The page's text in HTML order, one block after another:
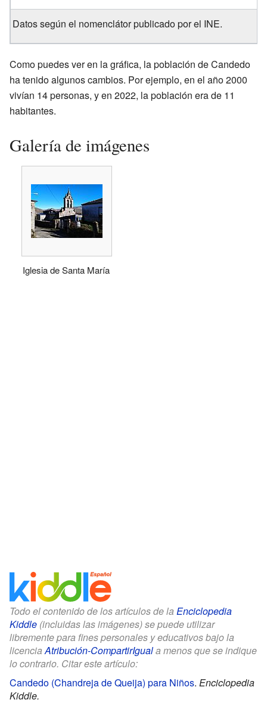
Datos según el nomenclátor publicado por el INE.
Como puedes ver en la gráfica, la población de Candedo
ha tenido algunos cambios. Por ejemplo, en el año 2000
vivían 14 personas, y en 2022, la población era de 11
habitantes.
Galería de imágenes
Iglesia de Santa María
Todo el contenido de los artículos de la Enciclopedia
Kiddle (incluidas las imágenes) se puede utilizar
libremente para fines personales y educativos bajo la
licenciaAtribución-CompartirIguala menos que se indique
lo contrario. Citar este artículo:
Candedo (Chandreja de Queija) para Niños. Enciclopedia
Kiddle.